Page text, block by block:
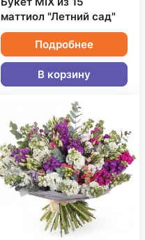
маттиол "Летний сад"
Подробнее
В корзину